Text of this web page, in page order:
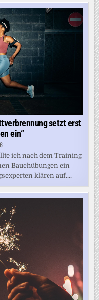
setzt erst
ein“
ich nach dem Training
Bauchübungen ein
klären auf....